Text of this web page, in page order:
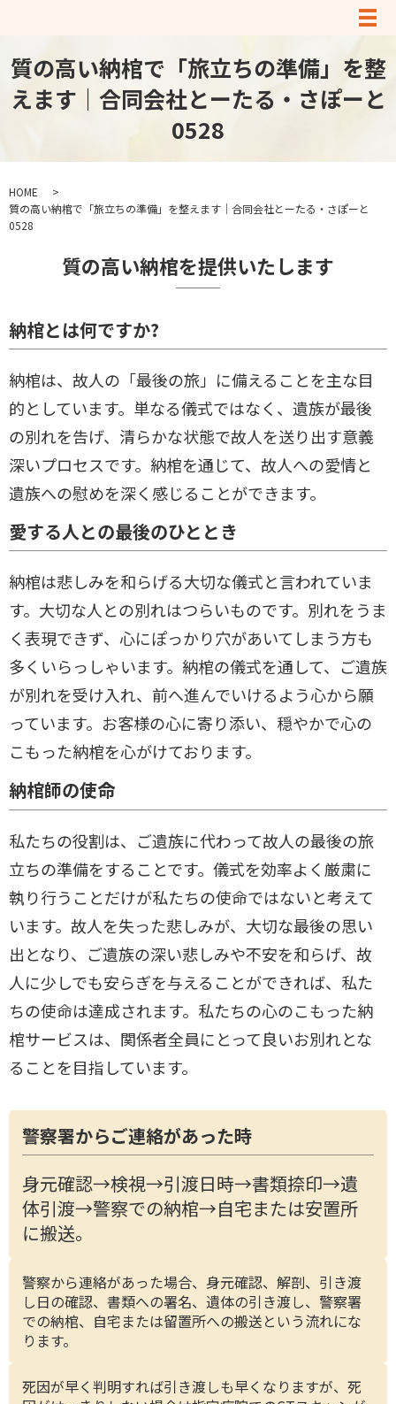
メ
質の高い納棺で「旅立ちの準備」を整
えます｜合同会社とーたる・さぽーと
0528
HOME
質の高い納棺で「旅立ちの準備」を整えます｜合同会社とーたる・さぽーと
0528
質の高い納棺を提供いたします
納棺とは何ですか?
納棺は、故人の「最後の旅」に備えることを主な目
的としています。単なる儀式ではなく、遺族が最後
の別れを告げ、清らかな状態で故人を送り出す意義
深いプロセスです。納棺を通じて、故人への愛情と
遺族への慰めを深く感じることができます。
愛する人との最後のひととき
納棺は悲しみを和らげる大切な儀式と言われていま
す。大切な人との別れはつらいものです。別れをうま
く表現できず、心にぽっかり穴があいてしまう方も
多くいらっしゃいます。納棺の儀式を通して、ご遺族
が別れを受け入れ、前へ進んでいけるよう心から願
っています。お客様の心に寄り添い、穏やかで心の
こもった納棺を心がけております。
納棺師の使命
私たちの役割は、ご遺族に代わって故人の最後の旅
立ちの準備をすることです。儀式を効率よく厳粛に
執り行うことだけが私たちの使命ではないと考えて
います。故人を失った悲しみが、大切な最後の思い
出となり、ご遺族の深い悲しみや不安を和らげ、故
人に少しでも安らぎを与えることができれば、私た
ちの使命は達成されます。私たちの心のこもった納
棺サービスは、関係者全員にとって良いお別れとな
ることを目指しています。
警察署からご連絡があった時
身元確認→検視→引渡日時→書類捺印→遺
体引渡→警察での納棺→自宅または安置所
に搬送。
警察から連絡があった場合、身元確認、解剖、引き渡
し日の確認、書類への署名、遺体の引き渡し、警察署
での納棺、自宅または留置所への搬送という流れにな
ります。
死因が早く判明すれば引き渡しも早くなりますが、死